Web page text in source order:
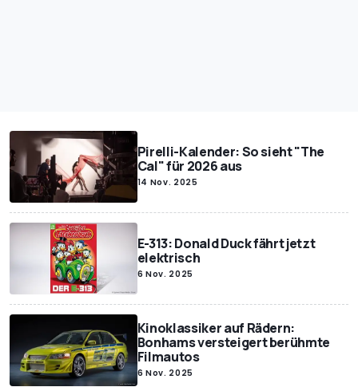
Pirelli-Kalender: So sieht "The
Cal" für 2026 aus
14 Nov. 2025
E-313: Donald Duck fährt jetzt
elektrisch
6 Nov. 2025
Kinoklassiker auf Rädern:
Bonhams versteigert berühmte
Filmautos
6 Nov. 2025